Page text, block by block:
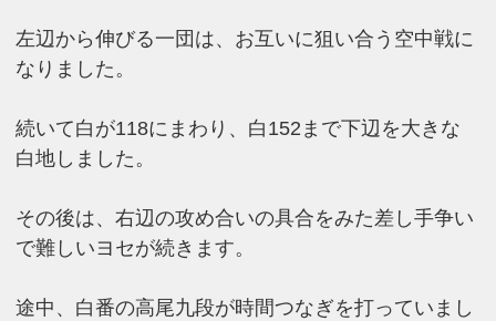
左辺から伸びる一団は、お互いに狙い合う空中戦に
なりました。
続いて白が118にまわり、白152まで下辺を大きな
白地しました。
その後は、右辺の攻め合いの具合をみた差し手争い
で難しいヨセが続きます。
途中、白番の高尾九段が時間つなぎを打っていまし